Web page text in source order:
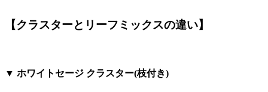
【クラスターとリーフミックスの違い】
▼ ホワイトセージ クラスター(枝付き)